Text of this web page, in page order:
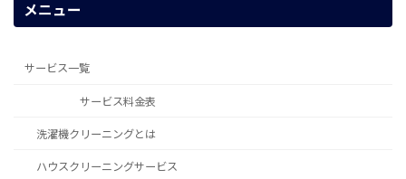
メニュー
サービス一覧
サービス料金表
洗濯機クリーニングとは
ハウスクリーニングサービス